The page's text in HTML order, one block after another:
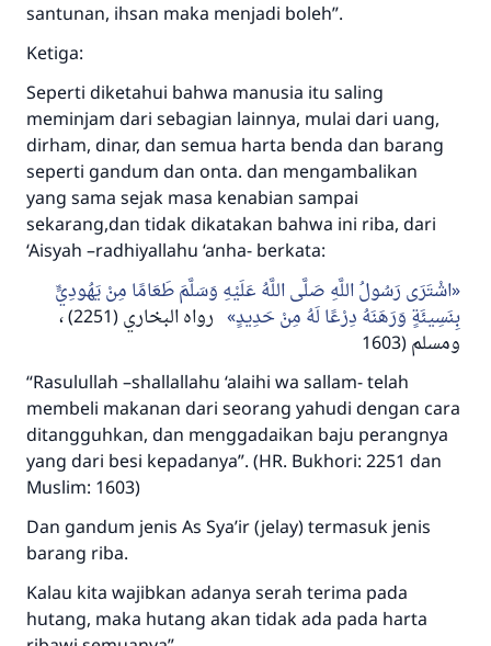
santunan, ihsan maka menjadi boleh”.
Ketiga:
Seperti diketahui bahwa manusia itu saling
meminjam dari sebagian lainnya, mulai dari uang,
dirham, dinar, dan semua harta benda dan barang
seperti gandum dan onta. dan mengambalikan
yang sama sejak masa kenabian sampai
sekarang,dan tidak dikatakan bahwa ini riba, dari
‘Aisyah –radhiyallahu ‘anha- berkata:
اشْتَرَى رَسُولُ اللَّهِ صَلَّى اللَّهُ عَلَيْهِ وَسَلَّمَ طَعَامًا مِنْ يَهُودِيٍّ
بِنَسِيئَةٍ وَرَهَنَهُ دِرْعًا لَهُ مِنْ حَدِيدٍ
رواه البخاري (2251) ،
ومسلم (1603
“Rasulullah –shallallahu ‘alaihi wa sallam- telah
membeli makanan dari seorang yahudi dengan cara
ditangguhkan, dan menggadaikan baju perangnya
yang dari besi kepadanya”. (HR. Bukhori: 2251 dan
Muslim: 1603)
Dan gandum jenis As Sya’ir (jelay) termasuk jenis
barang riba.
Kalau kita wajibkan adanya serah terima pada
hutang, maka hutang akan tidak ada pada harta